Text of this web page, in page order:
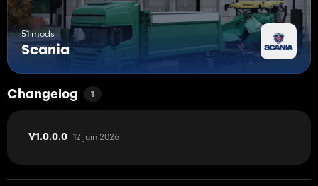
51 mods
Scania
Changelog 1
V1.0.0.0 12 juin 2026